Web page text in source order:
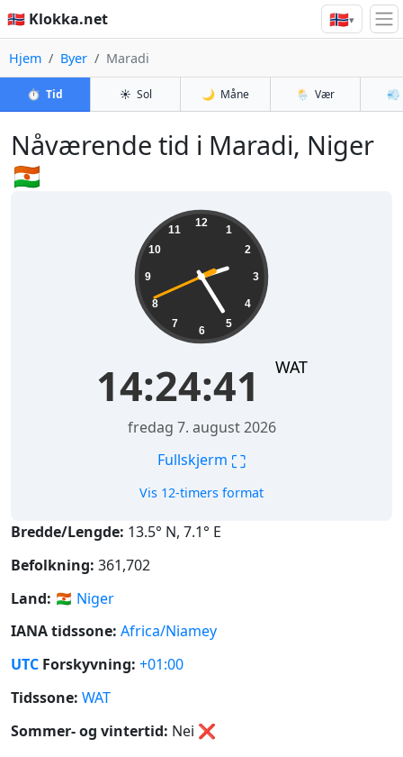
🇳🇴 Klokka.net 🇳🇴▾
Hjem Byer Maradi
⏱️ Tid ☀️ Sol 🌙 Måne 🌦️ Vær 💨
Nåværende tid i Maradi, Niger
🇳🇪
12
1
2
3
4
5
6
7
8
9
10
11
14:24:41 WAT
fredag 7. august 2026
Fullskjerm ⛶
Vis 12-timers format
Bredde/Lengde: 13.5° N, 7.1° E
Befolkning: 361,702
Land: 🇳🇪 Niger
IANA tidssone: Africa/Niamey
UTC Forskyvning: +01:00
Tidssone: WAT
Sommer- og vintertid: Nei ❌